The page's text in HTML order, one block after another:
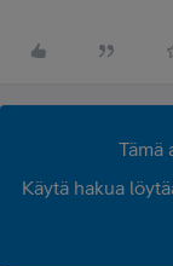
Tämä
Käytä hakua